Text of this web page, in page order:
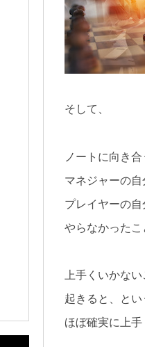
そして、
ノートに向き
マネジャーの自
プレイヤーの自
やらなかったこ
上手くいかな
起きると、とい
ほぼ確実に上手